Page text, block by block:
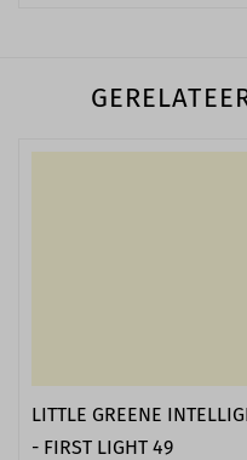
LITTLE GREENE
- FIRST LIGHT 49